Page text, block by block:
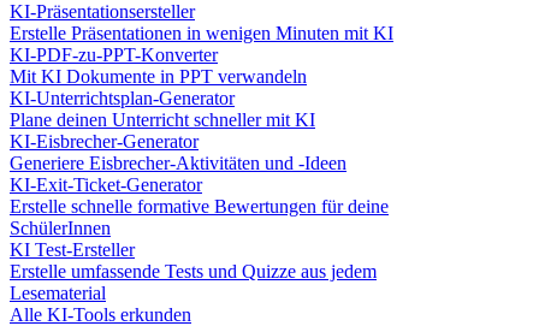
KI-Präsentationsersteller
Erstelle Präsentationen in wenigen Minuten mit KI
KI-PDF-zu-PPT-Konverter
Mit KI Dokumente in PPT verwandeln
KI-Unterrichtsplan-Generator
Plane deinen Unterricht schneller mit KI
KI-Eisbrecher-Generator
Generiere Eisbrecher-Aktivitäten und -Ideen
KI-Exit-Ticket-Generator
Erstelle schnelle formative Bewertungen für deine
SchülerInnen
KI Test-Ersteller
Erstelle umfassende Tests und Quizze aus jedem
Lesematerial
Alle KI-Tools erkunden